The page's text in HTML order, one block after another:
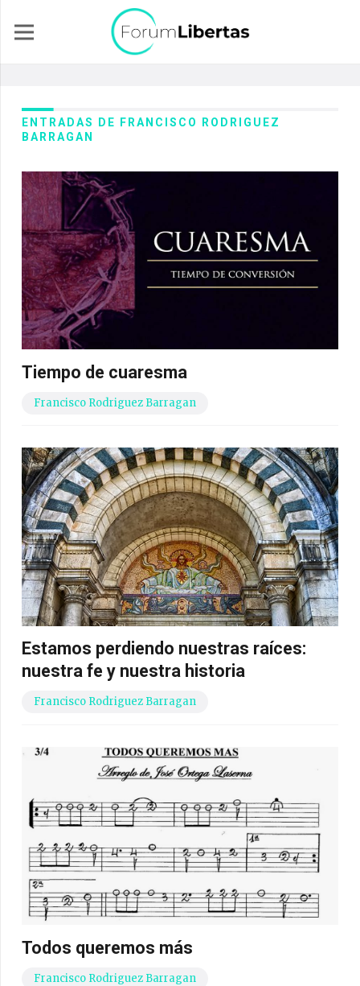
ENTRADAS DE FRANCISCO RODRIGUEZ
BARRAGAN
Tiempo de cuaresma
Francisco Rodriguez Barragan
Estamos perdiendo nuestras raíces:
nuestra fe y nuestra historia
Francisco Rodriguez Barragan
Todos queremos más
Francisco Rodriguez Barragan